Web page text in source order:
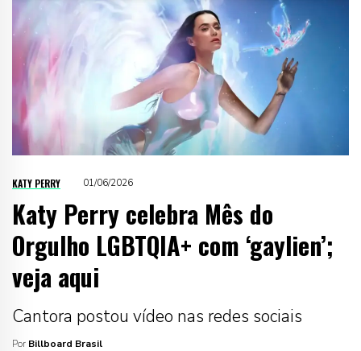
KATY PERRY 01/06/2026
Katy Perry celebra Mês do
Orgulho LGBTQIA+ com ‘gaylien’;
veja aqui
Cantora postou vídeo nas redes sociais
Por Billboard Brasil